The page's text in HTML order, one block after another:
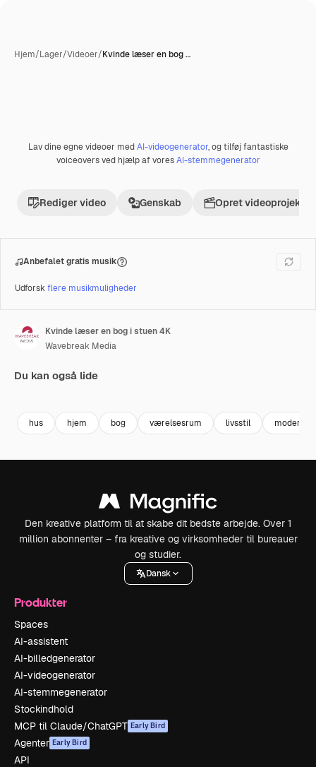
Hjem/Lager/Videoer/Kvinde læser en bog …
Præmie
Lav dine egne videoer medAI-videogenerator, og tilføj fantastiske
voiceovers ved hjælp af voresAI-stemmegenerator
Rediger video Genskab Opret videoprojekt
Anbefalet gratis musik
Udforskflere musikmuligheder
Kvinde læser en bog i stuen 4K
Wavebreak Media
Du kan også lide
hus hjem bog værelsesrum livsstil moderne
Den kreative platform til at skabe dit bedste arbejde. Over 1
million abonnenter – fra kreative og virksomheder til bureauer
og studier.
Dansk
Produkter
Spaces
AI-assistent
AI-billedgenerator
AI-videogenerator
AI-stemmegenerator
Stockindhold
MCP til Claude/ChatGPT Early Bird
Agenter Early Bird
API